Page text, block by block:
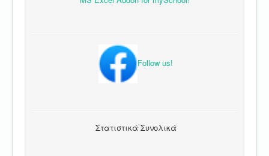
Follow us!
Στατιστικά Συνολικά